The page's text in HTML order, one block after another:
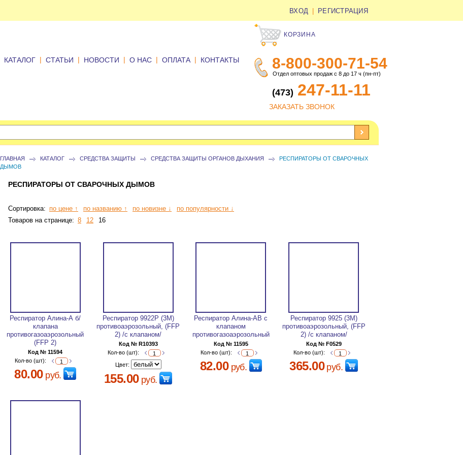
ВХОД РЕГИСТРАЦИЯ
КОРЗИНА
8-800-300-71-54
Отдел оптовых продаж с 8 до 17 ч (пн-пт)
(473) 247-11-11
ЗАКАЗАТЬ ЗВОНОК
КАТАЛОГ | СТАТЬИ | НОВОСТИ | О НАС | ОПЛАТА | КОНТАКТЫ
ГЛАВНАЯ КАТАЛОГ СРЕДСТВА ЗАЩИТЫ СРЕДСТВА ЗАЩИТЫ ОРГАНОВ ДЫХАНИЯ
РЕСПИРАТОРЫ ОТ СВАРОЧНЫХ
ДЫМОВ
РЕСПИРАТОРЫ ОТ СВАРОЧНЫХ ДЫМОВ
Сортировка: по цене ↑ по названию ↑ по новизне ↓
по популярности ↓
Товаров на странице: 8 12 16
Респиратор Алина-А б/
клапана
противогазоаэрозольный
(FFP 2)
Код № 11594
Кол-во (шт):
80.00руб.
Респиратор 9922Р (3М)
противоаэрозольный, (FFP
2) /с клапаном/
Код № R10393
Кол-во (шт):
Цвет:
155.00руб.
Респиратор Алина-АВ с
клапаном
противогазоаэрозольный
Код № 11595
Кол-во (шт):
82.00руб.
Респиратор 9925 (3М)
противоаэрозольный, (FFP
2) /с клапаном/
Код № F0529
Кол-во (шт):
365.00руб.